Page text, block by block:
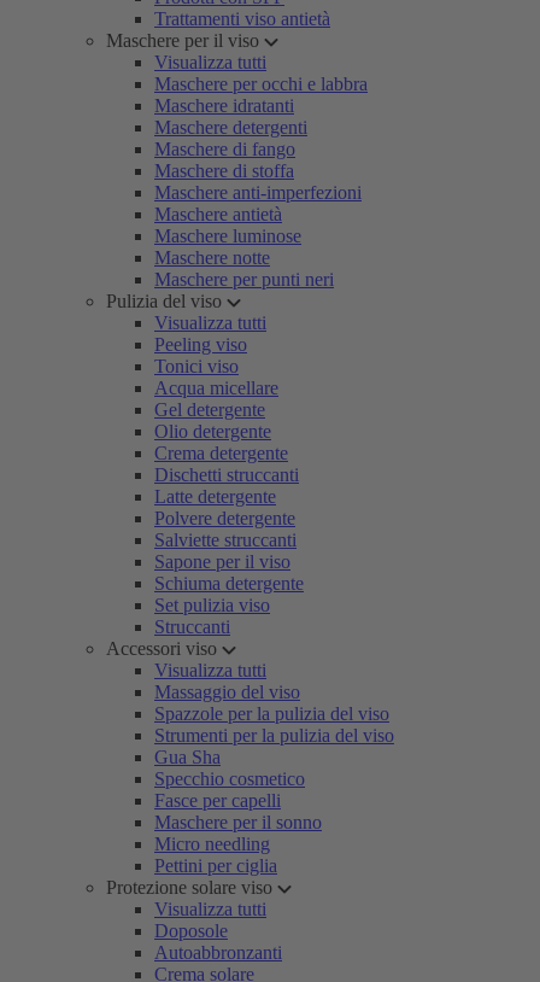
Trattamenti viso antietà
Maschere per il viso
Visualizza tutti
Maschere per occhi e labbra
Maschere idratanti
Maschere detergenti
Maschere di fango
Maschere di stoffa
Maschere anti-imperfezioni
Maschere antietà
Maschere luminose
Maschere notte
Maschere per punti neri
Pulizia del viso
Visualizza tutti
Peeling viso
Tonici viso
Acqua micellare
Gel detergente
Olio detergente
Crema detergente
Dischetti struccanti
Latte detergente
Polvere detergente
Salviette struccanti
Sapone per il viso
Schiuma detergente
Set pulizia viso
Struccanti
Accessori viso
Visualizza tutti
Massaggio del viso
Spazzole per la pulizia del viso
Strumenti per la pulizia del viso
Gua Sha
Specchio cosmetico
Fasce per capelli
Maschere per il sonno
Micro needling
Pettini per ciglia
Protezione solare viso
Visualizza tutti
Doposole
Autoabbronzanti
Crema solare